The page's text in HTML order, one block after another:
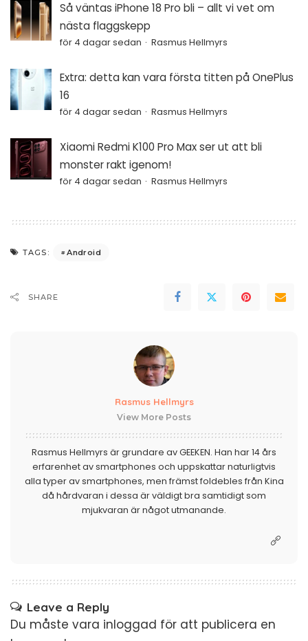
Så väntas iPhone 18 Pro bli – allt vi vet om
nästa flaggskepp
för 4 dagar sedan Rasmus Hellmyrs
Extra: detta kan vara första titten på OnePlus
16
för 4 dagar sedan Rasmus Hellmyrs
Xiaomi Redmi K100 Pro Max ser ut att bli
monster rakt igenom!
för 4 dagar sedan Rasmus Hellmyrs
TAGS: Android
SHARE
Rasmus Hellmyrs
View More Posts
Rasmus Hellmyrs är grundare av GEEKEN. Han har 14 års
erfarenhet av smartphones och uppskattar naturligtvis
alla typer av smartphones, men främst foldebles från Kina
då hårdvaran i dessa är väldigt bra samtidigt som
mjukvaran är något utmanande.
Leave a Reply
Du måste vara inloggad för att publicera en